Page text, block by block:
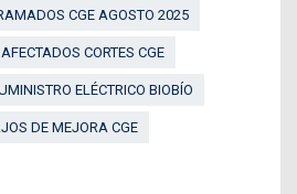
CGE AGOSTO 2025
CORTES CGE
ELÉCTRICO BIOBÍO
DE MEJORA CGE